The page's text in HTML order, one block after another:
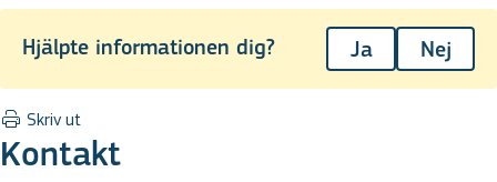
Hjälpte informationen dig? Ja Nej
Skriv ut
Kontakt